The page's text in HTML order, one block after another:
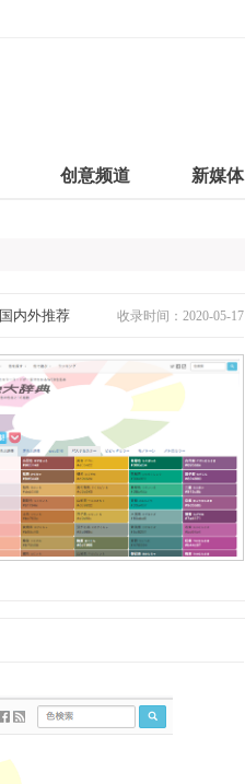
创意频道 新媒体
国内外推荐 收录时间：2020-05-17